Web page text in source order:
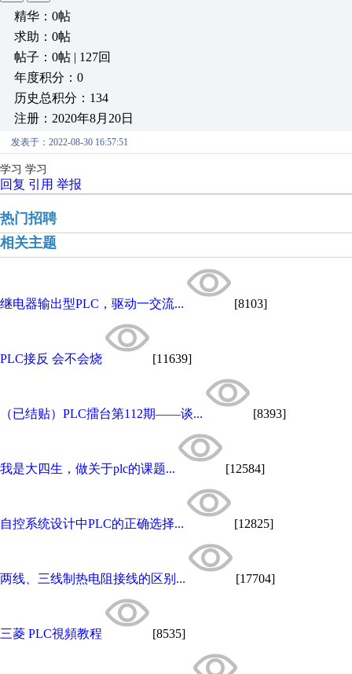
精华：0帖
求助：0帖
帖子：0帖 | 127回
年度积分：0
历史总积分：134
注册：2020年8月20日
发表于：2022-08-30 16:57:51
学习 学习
回复 引用 举报
热门招聘
相关主题
继电器输出型PLC，驱动一交流... [8103]
PLC接反 会不会烧 [11639]
（已结贴）PLC擂台第112期——谈... [8393]
我是大四生，做关于plc的课题... [12584]
自控系统设计中PLC的正确选择... [12825]
两线、三线制热电阻接线的区别... [17704]
三菱 PLC視頻教程 [8535]